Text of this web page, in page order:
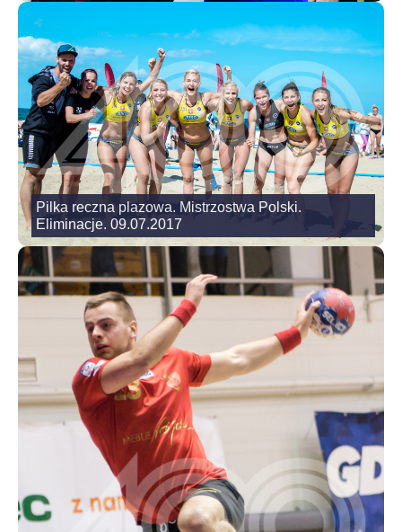
Pilka reczna plazowa. Mistrzostwa Polski.
Eliminacje. 09.07.2017